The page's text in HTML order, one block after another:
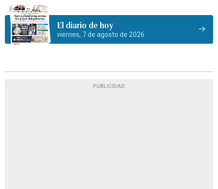
El diario de hoy
viernes, 7 de agosto de 2026
PUBLICIDAD